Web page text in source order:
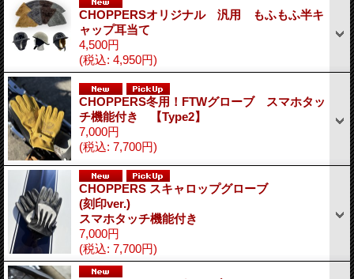
CHOPPERSオリジナル 汎用 もふもふ半キ
ャップ耳当て
4,500円
(税込: 4,950円)
CHOPPERS冬用！FTWグローブ スマホタッ
チ機能付き 【Type2】
7,000円
(税込: 7,700円)
CHOPPERS スキャロップグローブ
(刻印ver.)
スマホタッチ機能付き
7,000円
(税込: 7,700円)